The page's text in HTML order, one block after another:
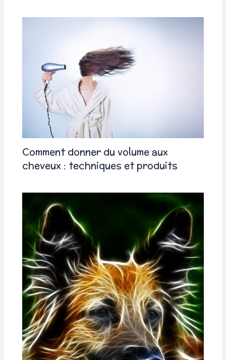
Comment donner du volume aux
cheveux : techniques et produits